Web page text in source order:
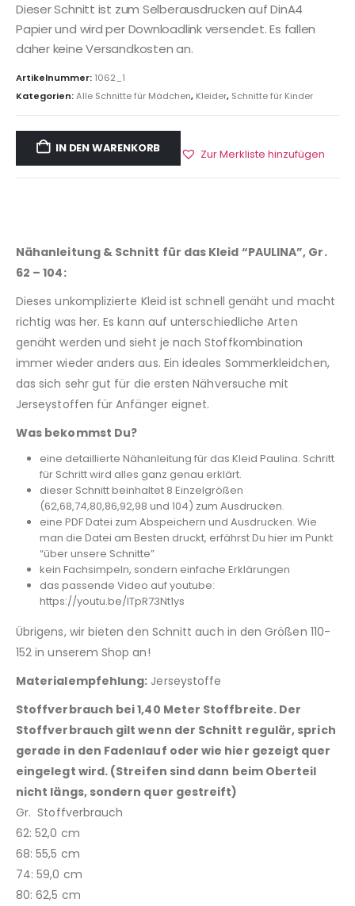
Dieser Schnitt ist zum Selberausdrucken auf DinA4
Papier und wird per Downloadlink versendet. Es fallen
daher keine Versandkosten an.
Artikelnummer: 1062_1
Kategorien:Alle Schnitte für Mädchen, Kleider, Schnitte für Kinder
IN DEN WARENKORB Zur Merkliste hinzufügen
Nähanleitung & Schnitt für das Kleid “PAULINA”, Gr.
62 – 104:
Dieses unkomplizierte Kleid ist schnell genäht und macht
richtig was her. Es kann auf unterschiedliche Arten
genäht werden und sieht je nach Stoffkombination
immer wieder anders aus. Ein ideales Sommerkleidchen,
das sich sehr gut für die ersten Nähversuche mit
Jerseystoffen für Anfänger eignet.
Was bekommst Du?
eine detaillierte Nähanleitung für das Kleid Paulina. Schritt
für Schritt wird alles ganz genau erklärt.
dieser Schnitt beinhaltet 8 Einzelgrößen
(62,68,74,80,86,92,98 und 104) zum Ausdrucken.
eine PDF Datei zum Abspeichern und Ausdrucken. Wie
man die Datei am Besten druckt, erfährst Du hier im Punkt
“über unsere Schnitte”
kein Fachsimpeln, sondern einfache Erklärungen
das passende Video auf youtube:
https://youtu.be/lTpR73Nt1ys
Übrigens, wir bieten den Schnitt auch in den Größen 110-
152 in unserem Shop an!
Materialempfehlung: Jerseystoffe
Stoffverbrauch bei 1,40 Meter Stoffbreite. Der
Stoffverbrauch gilt wenn der Schnitt regulär, sprich
gerade in den Fadenlauf oder wie hier gezeigt quer
eingelegt wird. (Streifen sind dann beim Oberteil
nicht längs, sondern quer gestreift)
Gr. Stoffverbrauch
62: 52,0 cm
68: 55,5 cm
74: 59,0 cm
80: 62,5 cm